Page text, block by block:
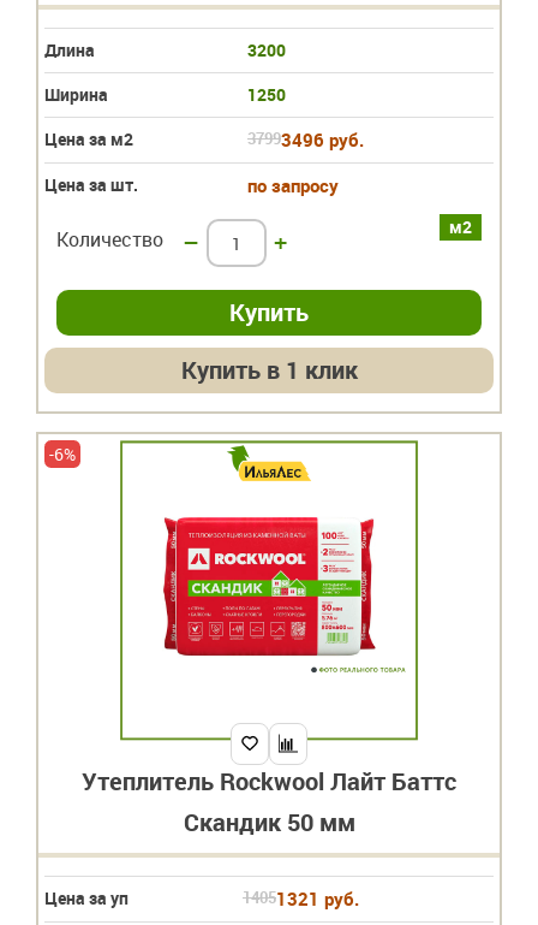
Длина
3200
Ширина
1250
Цена за м2
37993496 руб.
Цена за шт. по запросу
м2
Количество – +
Купить в 1 клик
-6%
Утеплитель Rockwool Лайт Баттс
Скандик 50 мм
Цена за уп 14051321 руб.